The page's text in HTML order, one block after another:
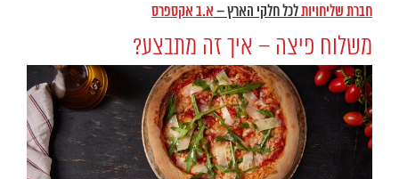
חברת שליחויותלכל חלקי הארץ – א.ב אקספרס
משלוח פיצה – איך זה מתבצע?